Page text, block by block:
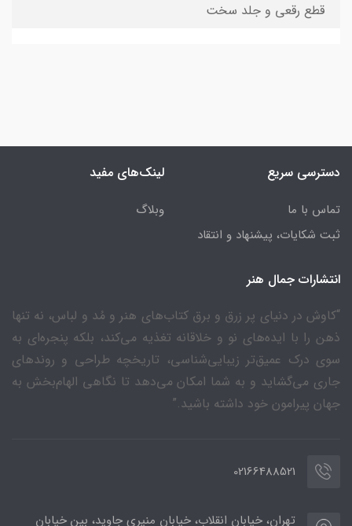
قطع رقعی و جلد سخت
دسترسی سریع
تماس با ما
ثبت شکایات، پیشنهاد و انتقاد
لینک‌های مفید
وبلاگ
انتشارات جمال هنر
“کاوش در دنیای پر زرق و برق کتاب‌های هنر و مُد و لباس، نه تنها
ذهن را با ایده‌های نو و خلاقانه تغذیه می‌کند، بلکه پنجره‌ای به
سوی درک عمیق‌تر زیبایی‌شناسی، تاریخچه طراحی و روندهای
جاری می‌گشاید و به شما امکان می‌دهد تا نگاهی الهام‌بخش به
جهان پیرامون خود داشته باشید.”
02166488521
تهران، خیابان انقلاب، خیابان منیری جاوید، بین خیابان